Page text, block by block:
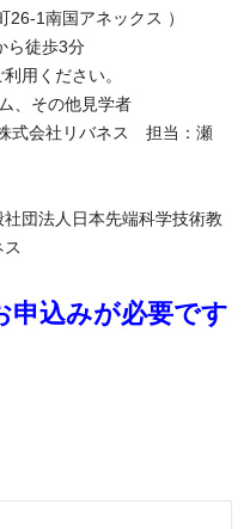
26-1南国アネックス ）
ら徒歩3分
用ください。
、その他見学者
式会社リバネス 担当：瀬
団法人日本先端科学技術教
込みが必要です